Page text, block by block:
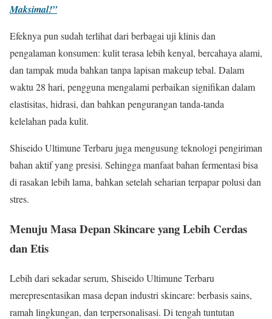
Maksimal!”
Efeknya pun sudah terlihat dari berbagai uji klinis dan
pengalaman konsumen: kulit terasa lebih kenyal, bercahaya alami,
dan tampak muda bahkan tanpa lapisan makeup tebal. Dalam
waktu 28 hari, pengguna mengalami perbaikan signifikan dalam
elastisitas, hidrasi, dan bahkan pengurangan tanda-tanda
kelelahan pada kulit.
Shiseido Ultimune Terbaru juga mengusung teknologi pengiriman
bahan aktif yang presisi. Sehingga manfaat bahan fermentasi bisa
di rasakan lebih lama, bahkan setelah seharian terpapar polusi dan
stres.
Menuju Masa Depan Skincare yang Lebih Cerdas
dan Etis
Lebih dari sekadar serum, Shiseido Ultimune Terbaru
merepresentasikan masa depan industri skincare: berbasis sains,
ramah lingkungan, dan terpersonalisasi. Di tengah tuntutan